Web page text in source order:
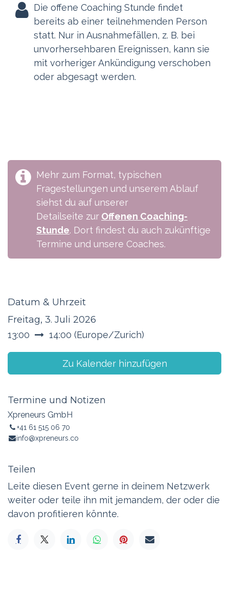
Die offene Coaching Stunde findet
bereits ab einer teilnehmenden Person
statt. Nur in Ausnahmefällen, z. B. bei
unvorhersehbaren Ereignissen, kann sie
mit vorheriger Ankündigung verschoben
oder abgesagt werden.
Mehr zum Format, typischen
Fragestellungen und unserem Ablauf
siehst du auf unserer
Detailseite zur Offenen Coaching-
Stunde. Dort findest du auch zukünftige
Termine und unsere Coaches.
Datum & Uhrzeit
Freitag, 3. Juli 2026
13:00 14:00 (Europe/Zurich)
Zu Kalender hinzufügen
Termine und Notizen
Xpreneurs GmbH
+41 61 515 06 70
info@xpreneurs.co
Teilen
Leite diesen Event gerne in deinem Netzwerk
weiter oder teile ihn mit jemandem, der oder die
davon profitieren könnte.